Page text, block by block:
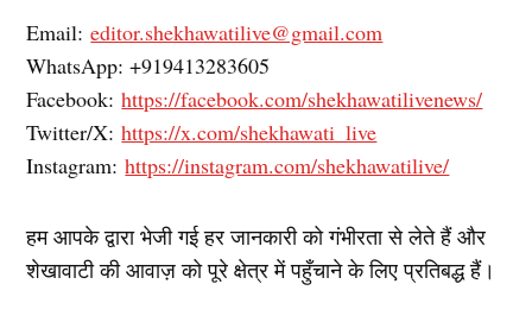
Email:editor.shekhawatilive@gmail.com
WhatsApp: +919413283605
Facebook:https://facebook.com/shekhawatilivenews/
Twitter/X:https://x.com/shekhawati_live
Instagram:https://instagram.com/shekhawatilive/
हम आपके द्वारा भेजी गई हर जानकारी को गंभीरता से लेते हैं और
शेखावाटी की आवाज़ को पूरे क्षेत्र में पहुँचाने के लिए प्रतिबद्ध हैं।